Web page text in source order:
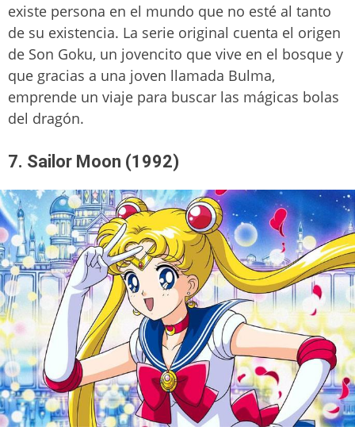
existe persona en el mundo que no esté al tanto
de su existencia. La serie original cuenta el origen
de Son Goku, un jovencito que vive en el bosque y
que gracias a una joven llamada Bulma,
emprende un viaje para buscar las mágicas bolas
del dragón.
7. Sailor Moon (1992)